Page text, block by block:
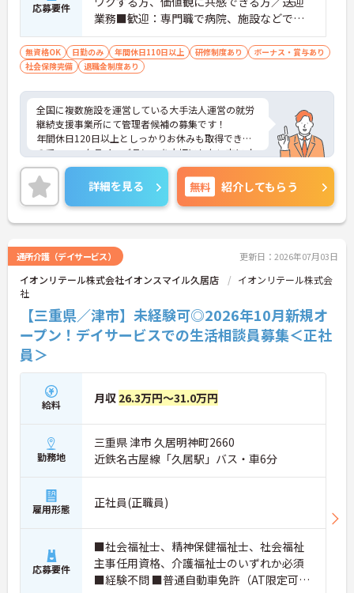
応募要件
業務■歓迎：専門職で病院、施設などでの
リーダー経験・マネジメント経験あり／責
任感がありレジリエンスが高い方
無資格OK 日勤のみ 年間休日110日以上 研修制度あり
ボーナス・賞与あり
社会保険完備
退職金制度あり
全国に複数施設を運営している大手法人運営の就労
継続支援事業所にて管理者候補の募集です！
年間休日120日以上としっかりお休みも取得できる
ので、ワークライフバランスを大切にしたい方にオ
ススメです◎外部研修費補助制度もありますので働
きながらスキルアップも目指せます♪
ご興味のある方には、面接対策ポイントなど、さら
に詳細をお話しいたしますのでお気軽にご相談くだ
さい！
詳細を見る 無料 紹介してもらう
通所介護（デイサービス） 更新日：2026年07月03日
イオンリテール株式会社イオンスマイル久居店
イオンリテール株式会
社
【三重県／津市】未経験可◎2026年10月新規オ
ープン！デイサービスでの生活相談員募集＜正社
員＞
給料 月収 26.3万円～31.0万円
勤務地
三重県 津市 久居明神町2660
近鉄名古屋線「久居駅」バス・車6分
雇用形態 正社員(正職員)
応募要件
■社会福祉士、精神保健福祉士、社会福祉
主事任用資格、介護福祉士のいずれか必須
■経験不問 ■普通自動車免許（AT限定可）